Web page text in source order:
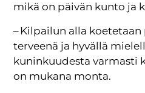
mikä on päivän kunto ja
– Kilpailun alla koetetaan
terveenä ja hyvällä
kuninkuudesta varmasti
on mukana monta.